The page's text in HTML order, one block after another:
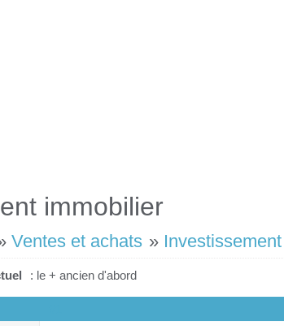
immobilier
Ventes et achats »
: le + ancien d'abord